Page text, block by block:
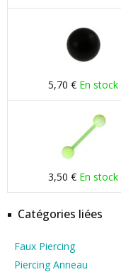
5,70 € En stock
3,50 € En stock
Catégories liées
Faux Piercing
Piercing Anneau